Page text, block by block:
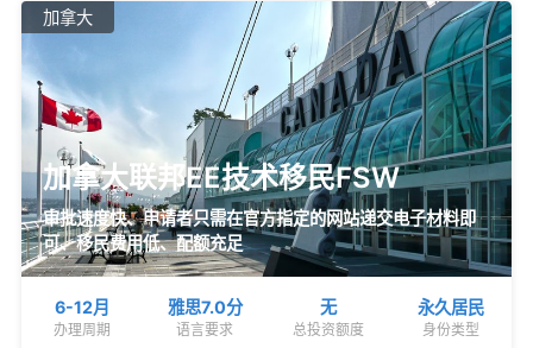
加拿大
加拿大联邦EE技术移民FSW
审批速度快、申请者只需在官方指定的网站递交电子材料即
可、移民费用低、配额充足
6-12月
办理周期
雅思7.0分
语言要求
无
总投资额度
永久居民
身份类型